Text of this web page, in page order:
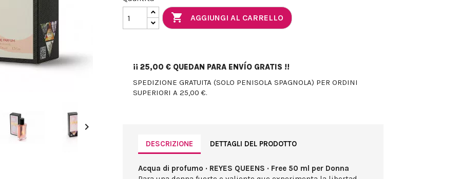

 AGGIUNGI AL CARRELLO
¡¡ 25,00 € QUEDAN PARA ENVÍO GRATIS !!
SPEDIZIONE GRATUITA (SOLO PENISOLA SPAGNOLA) PER ORDINI
SUPERIORI A 25,00 €.
DESCRIZIONE DETTAGLI DEL PRODOTTO
Acqua di profumo · REYES QUEENS · Free 50 ml per Donna